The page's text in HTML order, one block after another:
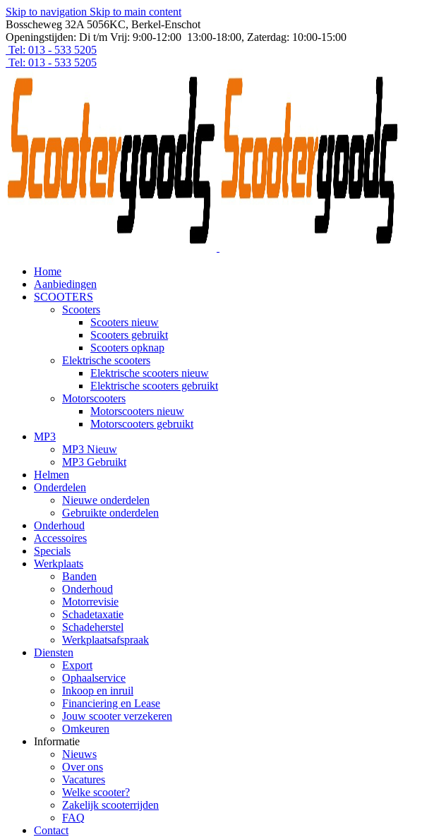
Skip to navigation Skip to main content
Bosscheweg 32A 5056KC, Berkel-Enschot
Openingstijden: Di t/m Vrij: 9:00-12:00 13:00-18:00, Zaterdag: 10:00-15:00
Tel: 013 - 533 5205
Tel: 013 - 533 5205
Home
Aanbiedingen
SCOOTERS
Scooters
Scooters nieuw
Scooters gebruikt
Scooters opknap
Elektrische scooters
Elektrische scooters nieuw
Elektrische scooters gebruikt
Motorscooters
Motorscooters nieuw
Motorscooters gebruikt
MP3
MP3 Nieuw
MP3 Gebruikt
Helmen
Onderdelen
Nieuwe onderdelen
Gebruikte onderdelen
Onderhoud
Accessoires
Specials
Werkplaats
Banden
Onderhoud
Motorrevisie
Schadetaxatie
Schadeherstel
Werkplaatsafspraak
Diensten
Export
Ophaalservice
Inkoop en inruil
Financiering en Lease
Jouw scooter verzekeren
Omkeuren
Informatie
Nieuws
Over ons
Vacatures
Welke scooter?
Zakelijk scooterrijden
FAQ
Contact